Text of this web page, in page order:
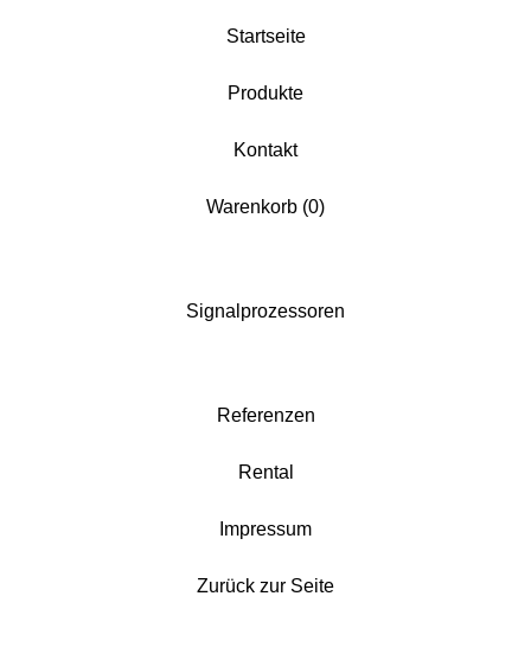
Startseite
Produkte
Kontakt
Warenkorb (0)
Signalprozessoren
Referenzen
Rental
Impressum
Zurück zur Seite